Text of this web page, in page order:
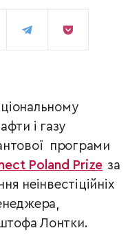
і газу
програми
Poland Prize за
неінвестіційніх
Лонтки.